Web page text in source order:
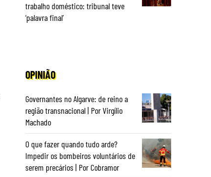
trabalho doméstico: tribunal teve
‘palavra final’
OPINIÃO
Governantes no Algarve: de reino a
região transnacional | Por Virgílio
Machado
O que fazer quando tudo arde?
Impedir os bombeiros voluntários de
serem precários | Por Cobramor